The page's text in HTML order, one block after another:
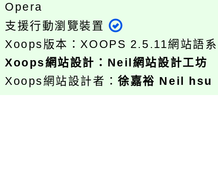
Opera
支援行動瀏覽裝置
Xoops版本： XOOPS 2.5.11網站語
Xoops網站設計 ： Neil網站設計工坊
Xoops網站設計者：徐嘉裕 Neil hsu